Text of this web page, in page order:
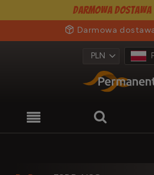
Darmowa dostawa
Darmowa